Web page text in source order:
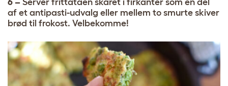
af et antipasti-udvalg eller mellem to smurte skiver
brød til frokost. Velbekomme!